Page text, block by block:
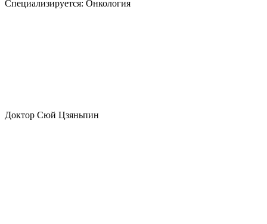
Специализируется: Онкология
Доктор Сюй Цзяньпин